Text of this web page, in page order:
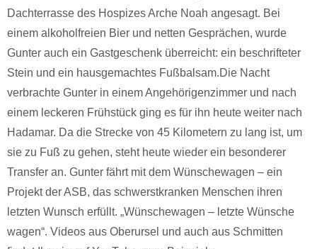
Dachterrasse des Hospizes Arche Noah angesagt. Bei
einem alkoholfreien Bier und netten Gesprächen, wurde
Gunter auch ein Gastgeschenk überreicht: ein beschrifteter
Stein und ein hausgemachtes Fußbalsam.Die Nacht
verbrachte Gunter in einem Angehörigenzimmer und nach
einem leckeren Frühstück ging es für ihn heute weiter nach
Hadamar. Da die Strecke von 45 Kilometern zu lang ist, um
sie zu Fuß zu gehen, steht heute wieder ein besonderer
Transfer an. Gunter fährt mit dem Wünschewagen – ein
Projekt der ASB, das schwerstkranken Menschen ihren
letzten Wunsch erfüllt. „Wünschewagen – letzte Wünsche
wagen“. Videos aus Oberursel und auch aus Schmitten